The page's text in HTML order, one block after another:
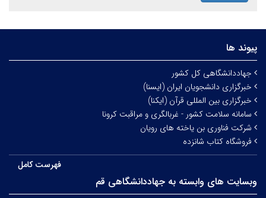
پیوند ها
جهاددانشگاهی کل کشور
خبرگزاری دانشجویان ایران (ایسنا)
خبرگزاری بین المللی قرآن (ایکنا)
سامانه سلامت کشور - غربالگری و مراقبت کرونا
شرکت فناوری بن یاخته های رویان
فروشگاه کتاب شانزده
فهرست کامل
وبسایت های وابسته به جهاددانشگاهی قم